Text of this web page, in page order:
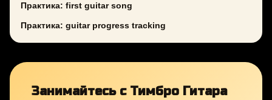
Практика: first guitar song
Практика: guitar progress tracking
Занимайтесь с Тимбро Гитара